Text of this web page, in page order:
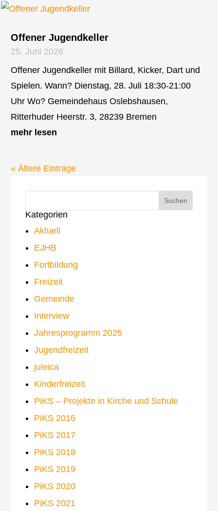
Offener Jugendkeller
25. Juni 2026
Offener Jugendkeller mit Billard, Kicker, Dart und
Spielen. Wann? Dienstag, 28. Juli 18:30-21:00
Uhr Wo? Gemeindehaus Oslebshausen,
Ritterhuder Heerstr. 3, 28239 Bremen
mehr lesen
« Ältere Einträge
Kategorien
Aktuell
EJHB
Fortbildung
Freizeit
Gemeinde
Interview
Jahresprogramm 2025
Jugendfreizeit
juleica
Kinderfreizeit
PiKS – Projekte in Kirche und Schule
PiKS 2016
PiKS 2017
PiKS 2018
PiKS 2019
PiKS 2020
PiKS 2021